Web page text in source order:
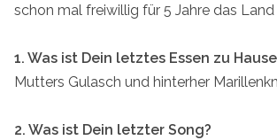
schon mal freiwillig für 5 Jahre das
1. Was ist Dein letztes Essen zu
Mutters Gulasch und hinterher
2. Was ist Dein letzter Song?